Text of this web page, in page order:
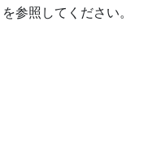
を参照してください。